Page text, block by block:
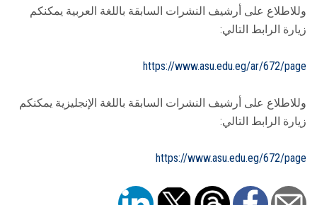
وللاطلاع على أرشيف النشرات السابقة باللغة العربية يمكنكم
زيارة الرابط التالي:
https://www.asu.edu.eg/ar/672/page
وللاطلاع على أرشيف النشرات السابقة باللغة الإنجليزية يمكنكم
زيارة الرابط التالي:
https://www.asu.edu.eg/672/page